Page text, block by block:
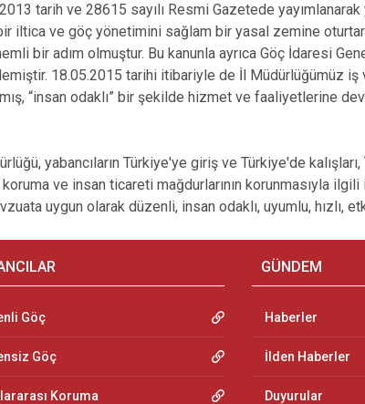
tarih ve 28615 sayılı Resmi Gazetede
iltica ve göç yönetimini sağlam bir yasal zemine
bir adım olmuştur. Bu kanunla ayrıca Göç İdaresi
18.05.2015 tarihi itibariyle de İl Müdürlüğümüz
“insan odaklı” bir şekilde hizmet ve faaliyetlerine
yabancıların Türkiye'ye giriş ve Türkiye'de
ve insan ticareti mağdurlarının korunmasıyla
uygun olarak düzenli, insan odaklı, uyumlu,
Göç
Göç
Koruma
GÜNDEM
Haberler
İlden Haberler
Duyurular